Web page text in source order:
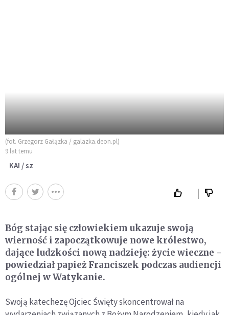
(fot. Grzegorz Gałązka / galazka.deon.pl)
9 lat temu
KAI / sz
Bóg stając się człowiekiem ukazuje swoją
wierność i zapoczątkowuje nowe królestwo,
dające ludzkości nową nadzieję: życie wieczne -
powiedział papież Franciszek podczas audiencji
ogólnej w Watykanie.
Swoją katechezę Ojciec Święty skoncentrował na